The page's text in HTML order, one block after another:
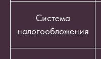
Система
налогообложения